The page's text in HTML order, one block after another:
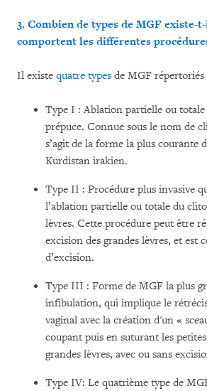
3. Combien de types de MGF existe-
comportent les différentes
Il existe quatre types de MGF
Type I : Ablation partielle ou
prépuce. Connue sous le nom de
s’agit de la forme la plus courante
Kurdistan irakien.
Type II : Procédure plus invasive
l’ablation partielle ou totale du
lèvres. Cette procédure peut être
excision des grandes lèvres, et est
d’excision.
Type III : Forme de MGF la plus
infibulation, qui implique le
vaginal avec la création d'un «
coupant puis en suturant les
grandes lèvres, avec ou sans
Type IV: Le quatrième type de